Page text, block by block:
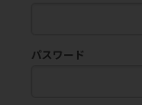
パスワード